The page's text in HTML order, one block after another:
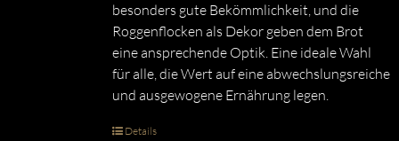
besonders gute Bekömmlichkeit, und die
Roggenflocken als Dekor geben dem Brot
eine ansprechende Optik. Eine ideale Wahl
für alle, die Wert auf eine abwechslungsreiche
und ausgewogene Ernährung legen.
Details